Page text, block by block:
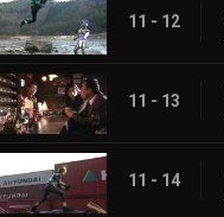
11 - 12
11 - 13
11 - 14